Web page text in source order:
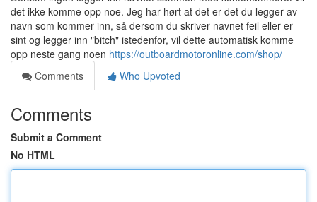
det ikke komme opp noe. Jeg har hørt at det er det du legger av
navn som kommer inn, så dersom du skriver navnet feil eller er
sint og legger inn "bitch" istedenfor, vil dette automatisk komme
opp neste gang noen https://outboardmotoronline.com/shop/
Comments
Who Upvoted
Comments
Submit a Comment
No HTML